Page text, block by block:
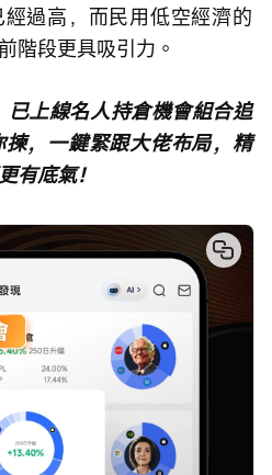
過高，而民用低空經濟的
階段更具吸引力。
已上線名人持倉機會組合追
，一鍵緊跟大佬布局，精
有底氣！